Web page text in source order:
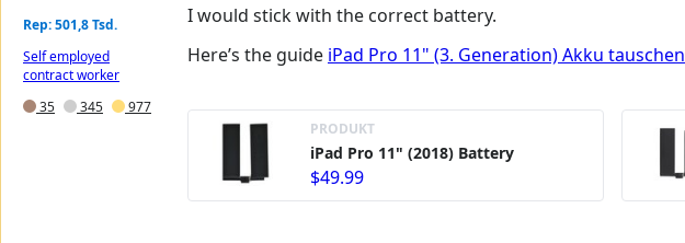
Rep: 501,8 Tsd.
Self employed
contract worker
35
345 977
I would stick with the correct battery.
Here’s the guide iPad Pro 11" (3. Generation) Akku tauschen
PRODUKT
iPad Pro 11" (2018) Battery
$49.99